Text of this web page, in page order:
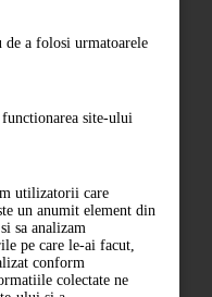
de a folosi urmatoarele
functionarea site-ului
utilizatorii care
un anumit element din
sa analizam
pe care le-ai facut,
conform
colectate ne